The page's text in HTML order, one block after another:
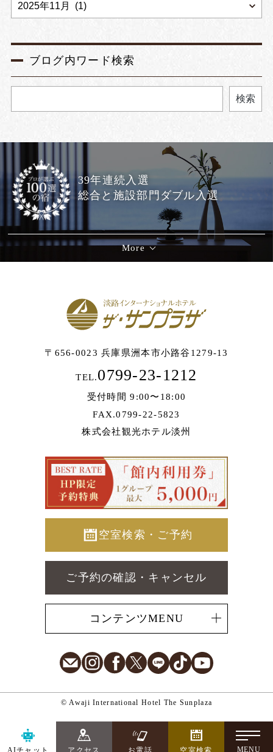
-
MENU
ブログ内ワード検索
検索
39年連続入選
総合と施設部門ダブル入選
More
〒656-0023 兵庫県洲本市小路谷1279-13
TEL.0799-23-1212
受付時間 9:00〜18:00
FAX.0799-22-5823
株式会社観光ホテル淡州
空室検索・ご予約
ご予約の確認・キャンセル
コンテンツMENU
E-MailInstagramFacebook
X LINETikTok
© Awaji International Hotel The Sunplaza
AIチャット アクセス お電話 空室検索